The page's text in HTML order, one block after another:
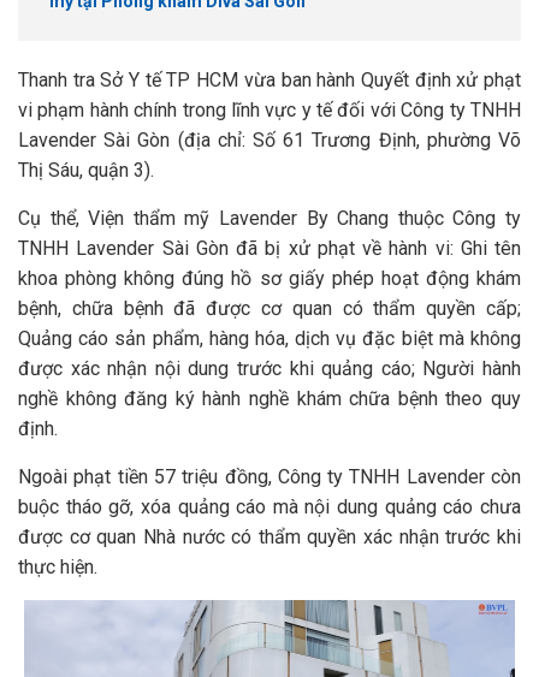
Thanh tra Sở Y tế TP HCM vừa ban hành Quyết định xử phạt
vi phạm hành chính trong lĩnh vực y tế đối với Công ty TNHH
Lavender Sài Gòn (địa chỉ: Số 61 Trương Định, phường Võ
Thị Sáu, quận 3).
Cụ thể, Viện thẩm mỹ Lavender By Chang thuộc Công ty
TNHH Lavender Sài Gòn đã bị xử phạt về hành vi: Ghi tên
khoa phòng không đúng hồ sơ giấy phép hoạt động khám
bệnh, chữa bệnh đã được cơ quan có thẩm quyền cấp;
Quảng cáo sản phẩm, hàng hóa, dịch vụ đặc biệt mà không
được xác nhận nội dung trước khi quảng cáo; Người hành
nghề không đăng ký hành nghề khám chữa bệnh theo quy
định.
Ngoài phạt tiền 57 triệu đồng, Công ty TNHH Lavender còn
buộc tháo gỡ, xóa quảng cáo mà nội dung quảng cáo chưa
được cơ quan Nhà nước có thẩm quyền xác nhận trước khi
thực hiện.